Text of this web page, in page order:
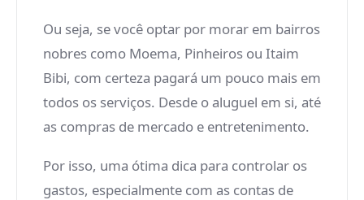
Ou seja, se você optar por morar em bairros
nobres como Moema, Pinheiros ou Itaim
Bibi, com certeza pagará um pouco mais em
todos os serviços. Desde o aluguel em si, até
as compras de mercado e entretenimento.
Por isso, uma ótima dica para controlar os
gastos, especialmente com as contas de